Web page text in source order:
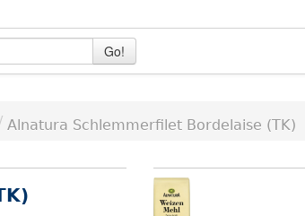
Go!
/ Alnatura Schlemmerfilet Bordelaise (TK)